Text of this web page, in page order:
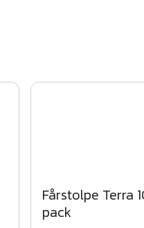
Fårstolpe Terra
pack